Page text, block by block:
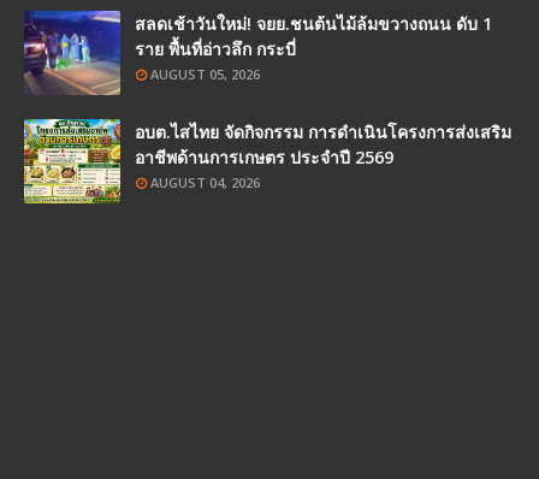
สลดเช้าวันใหม่! จยย.ชนต้นไม้ล้มขวางถนน ดับ 1
ราย พื้นที่อ่าวลึก กระบี่
AUGUST 05, 2026
อบต.ไสไทย จัดกิจกรรม การดำเนินโครงการส่งเสริม
อาชีพด้านการเกษตร ประจำปี 2569
AUGUST 04, 2026